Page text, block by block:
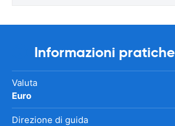
Informazioni pratiche
Valuta
Euro
Direzione di guida